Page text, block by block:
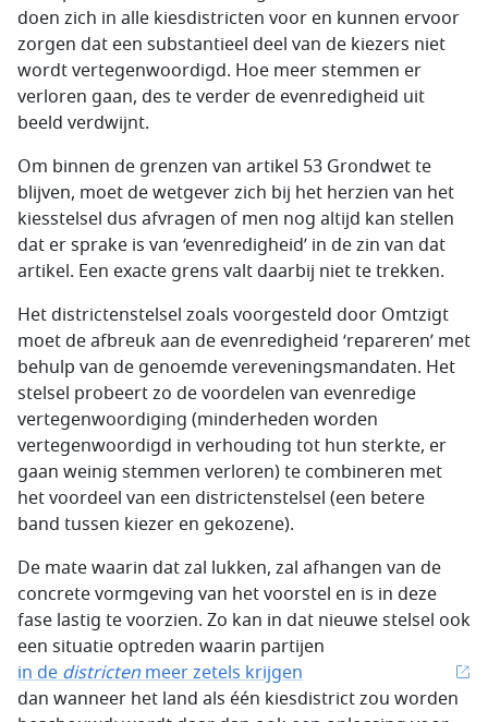
doen zich in alle kiesdistricten voor en kunnen ervoor
zorgen dat een substantieel deel van de kiezers niet
wordt vertegenwoordigd. Hoe meer stemmen er
verloren gaan, des te verder de evenredigheid uit
beeld verdwijnt.
Om binnen de grenzen van artikel 53 Grondwet te
blijven, moet de wetgever zich bij het herzien van het
kiesstelsel dus afvragen of men nog altijd kan stellen
dat er sprake is van ‘evenredigheid’ in de zin van dat
artikel. Een exacte grens valt daarbij niet te trekken.
Het districtenstelsel zoals voorgesteld door Omtzigt
moet de afbreuk aan de evenredigheid ‘repareren’ met
behulp van de genoemde vereveningsmandaten. Het
stelsel probeert zo de voordelen van evenredige
vertegenwoordiging (minderheden worden
vertegenwoordigd in verhouding tot hun sterkte, er
gaan weinig stemmen verloren) te combineren met
het voordeel van een districtenstelsel (een betere
band tussen kiezer en gekozene).
De mate waarin dat zal lukken, zal afhangen van de
concrete vormgeving van het voorstel en is in deze
fase lastig te voorzien. Zo kan in dat nieuwe stelsel ook
een situatie optreden waarin partijen
in dedistrictenmeer zetels krijgen
dan wanneer het land als één kiesdistrict zou worden